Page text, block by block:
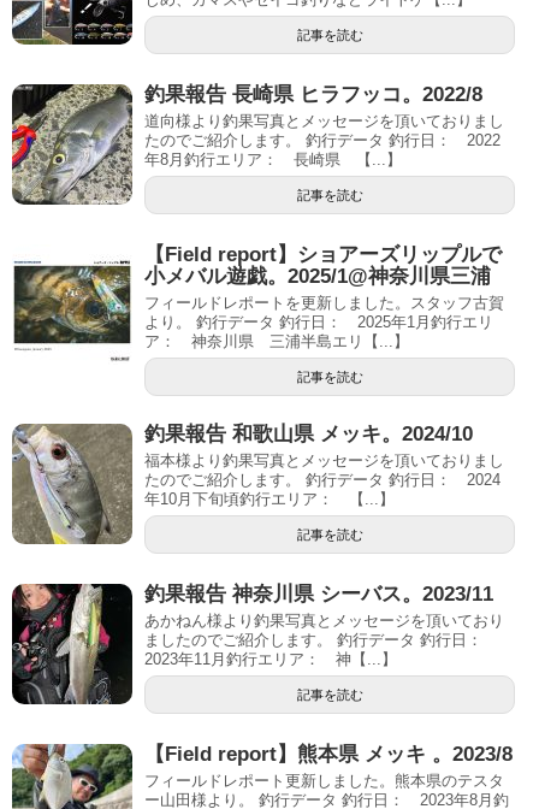
記事を読む
釣果報告 長崎県 ヒラフッコ。2022/8
道向様より釣果写真とメッセージを頂いておりまし
たのでご紹介します。 釣行データ 釣行日： 2022
年8月釣行エリア： 長崎県 【...】
記事を読む
【Field report】ショアーズリップルで
小メバル遊戯。2025/1@神奈川県三浦
フィールドレポートを更新しました。スタッフ古賀
より。 釣行データ 釣行日： 2025年1月釣行エリ
ア： 神奈川県 三浦半島エリ【...】
記事を読む
釣果報告 和歌山県 メッキ。2024/10
福本様より釣果写真とメッセージを頂いておりまし
たのでご紹介します。 釣行データ 釣行日： 2024
年10月下旬頃釣行エリア： 【...】
記事を読む
釣果報告 神奈川県 シーバス。2023/11
あかねん様より釣果写真とメッセージを頂いており
ましたのでご紹介します。 釣行データ 釣行日：
2023年11月釣行エリア： 神【...】
記事を読む
【Field report】熊本県 メッキ 。2023/8
フィールドレポート更新しました。熊本県のテスタ
ー山田様より。 釣行データ 釣行日： 2023年8月釣